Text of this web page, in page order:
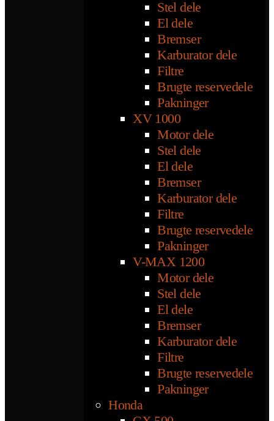
Stel dele
El dele
Bremser
Karburator dele
Filtre
Brugte reservedele
Pakninger
XV 1000
Motor dele
Stel dele
El dele
Bremser
Karburator dele
Filtre
Brugte reservedele
Pakninger
V-MAX 1200
Motor dele
Stel dele
El dele
Bremser
Karburator dele
Filtre
Brugte reservedele
Pakninger
Honda